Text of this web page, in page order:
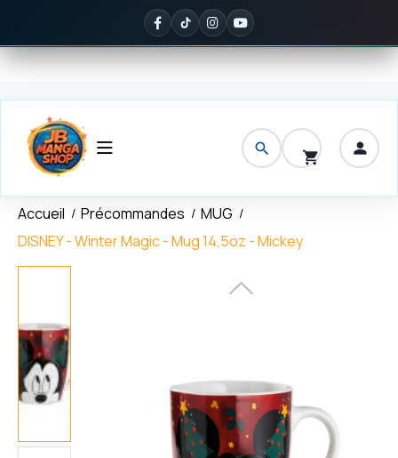
dès 150 € d'achat ✦ Noté5/5 sur Google
Accueil Précommandes
MUG
DISNEY - Winter Magic - Mug 14,5oz - Mickey
Panneau de gestion des cookies